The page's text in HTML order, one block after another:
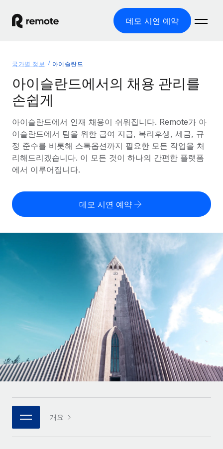
데모 시연 예약
글로벌 고용
글로벌 급여
규정을 준수하며 급여 지급을 손쉽게 처리
기록상 고용주(EOR)
법인 설립 비용 없이 전 세계로 사업을 확장
복잡한 고용 업무를 아웃소싱
HR을 워크플로에 매끄럽게 통합
팀을 위한 통합된 핵심 HR 기능
연결 새로운
통합
핵심 비즈니스 도구로 프로세스를 간소화
솔루션
글로벌 서비스 제공
국가별 정보
국가별 글로벌 채용 지원 알아보기
미국 주별 정보
Remote와 다른 솔루션 비교
다른 업체들과 비교해보기
성장하는 기업을 위한 민첩한 글로벌 HR 및 급여 솔루션
맞춤형 HR 솔루션으로 팀 확장
엔터프라이즈
대기업을 위한 글로벌 HR
REMOTE 파트너 되기
플랫폼에 글로벌 HR을 유연하게 통합
Remote와의 파트너십 기회 탐색
리소스
도구 및 계산기
오분류 리스크 평가 도구
국가별 총 인건비 계산
글로벌 계약직을 위한 통화 옵션과 지급 소요 시간 확인
HR 용어집
체크리스트 및 템플릿
직무 설명 라이브러리
이벤트
요금
한국어
English
Português (Portugal)
한국어
로그인
국가별 정보 아이슬란드
아이슬란드에서의 채용 관리를
손쉽게
아이슬란드에서 인재 채용이 쉬워집니다. Remote가 아
이슬란드에서 팀을 위한 급여 지급, 복리후생, 세금, 규
정 준수를 비롯해 스톡옵션까지 필요한 모든 작업을 처
리해드리겠습니다. 이 모든 것이 하나의 간편한 플랫폼
에서 이루어집니다.
데모 시연 예약
개요